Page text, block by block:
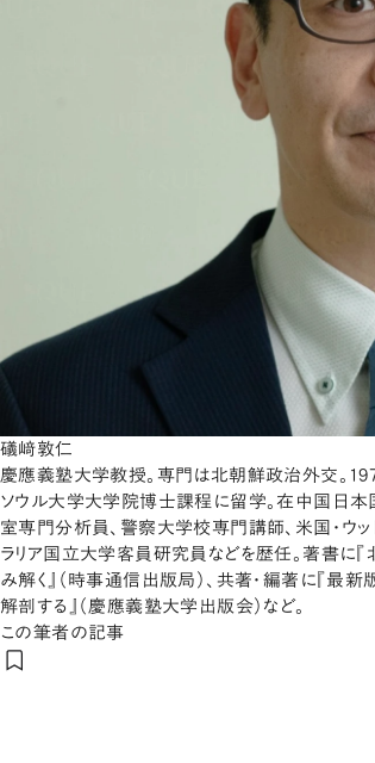
礒﨑敦仁
慶應義塾大学教授。専門は北朝鮮政治外交。
ソウル大学大学院博士課程に留学。在中国日
室専門分析員、警察大学校専門講師、米国・ウッ
ラリア国立大学客員研究員などを歴任。著書に『
み解く』（時事通信出版局）、共著・編著に『最
解剖する』（慶應義塾大学出版会）など。
この筆者の記事